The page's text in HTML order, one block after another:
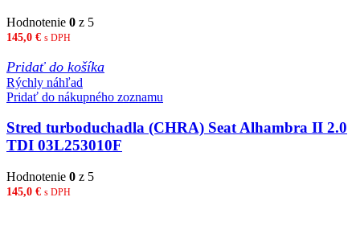
Hodnotenie 0 z 5
145,0 € s DPH
Pridať do košíka
Rýchly náhľad
Pridať do nákupného zoznamu
Stred turboduchadla (CHRA) Seat Alhambra II 2.0
TDI 03L253010F
Hodnotenie 0 z 5
145,0 € s DPH